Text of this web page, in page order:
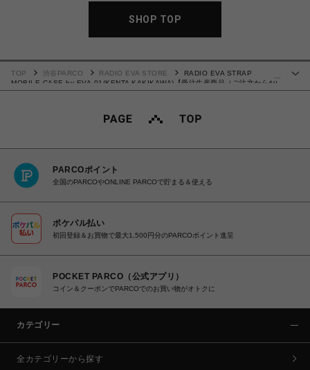
SHOP TOP
TOP 渋谷PARCO RADIO EVA STORE
RADIO EVA STRAP
MOBILE CASE by EVA-01(KENTA KAKIKAWA)【受注生産商品（ご注文から40
～60日でお届け予定）】
PARCOポイント
全国のPARCOやONLINE PARCOで貯まる＆使える
ポケパル払い
初回登録＆お買物で最大1,500円分のPARCOポイント進呈
POCKET PARCO（公式アプリ）
コイン＆クーポンでPARCOでのお買い物がオトクに
カテゴリー
全カテゴリーから探す